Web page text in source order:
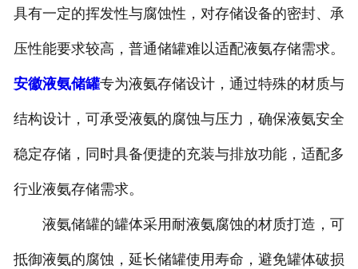
发货现场
联系我们
具有一定的挥发性与腐蚀性，对存储设备的密封、承
压性能要求较高，普通储罐难以适配液氨存储需求。
安徽液氨储罐专为液氨存储设计，通过特殊的材质与
结构设计，可承受液氨的腐蚀与压力，确保液氨安全
稳定存储，同时具备便捷的充装与排放功能，适配多
行业液氨存储需求。
液氨储罐的罐体采用耐液氨腐蚀的材质打造，可
抵御液氨的腐蚀，延长储罐使用寿命，避免罐体破损